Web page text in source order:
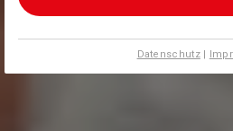
Datenschutz|